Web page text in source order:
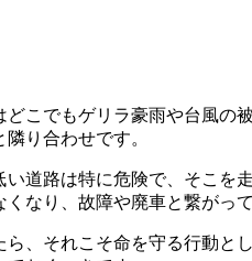
こでもゲリラ豪雨や台風の
り合わせです。
い道路は特に危険で、そこを
くなり、故障や廃車と繋がっ
ら、それこそ命を守る行動と